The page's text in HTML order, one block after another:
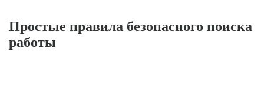
Простые правила безопасного поиска
работы